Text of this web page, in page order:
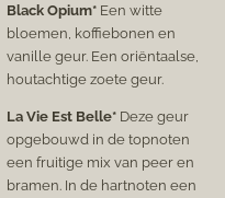
Black Opium* Een witte
bloemen, koffiebonen en
vanille geur. Een oriëntaalse,
houtachtige zoete geur.
La Vie Est Belle* Deze geur
opgebouwd in de topnoten
een fruitige mix van peer en
bramen. In de hartnoten een